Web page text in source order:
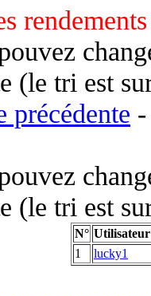
(le tri est
précédente
(le tri est
N° Utilisateur
1
lucky1